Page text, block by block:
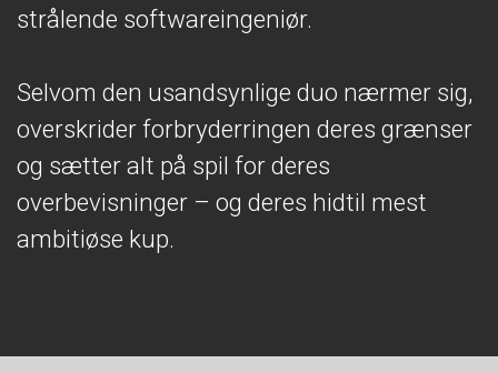
strålende softwareingeniør.
Selvom den usandsynlige duo nærmer sig,
overskrider forbryderringen deres grænser
og sætter alt på spil for deres
overbevisninger – og deres hidtil mest
ambitiøse kup.